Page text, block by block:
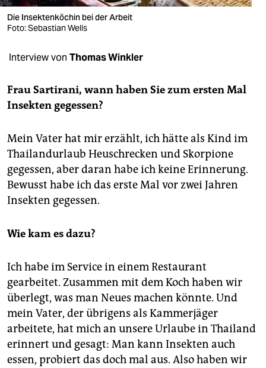
veranstaltungen
fragen & hilfe
unterstützen
abo
genossenschaft
epaper login
Die Insektenköchin bei der Arbeit
Foto: Sebastian Wells
Interview von Thomas Winkler
Frau Sartirani, wann haben Sie zum ersten Mal
Insekten gegessen?
Mein Vater hat mir erzählt, ich hätte als Kind im
Thailandurlaub Heuschrecken und Skorpione
gegessen, aber daran habe ich keine Erinnerung.
Bewusst habe ich das erste Mal vor zwei Jahren
Insekten gegessen.
Wie kam es dazu?
Ich habe im Service in einem Restaurant
gearbeitet. Zusammen mit dem Koch haben wir
überlegt, was man Neues machen könnte. Und
mein Vater, der übrigens als Kammerjäger
arbeitete, hat mich an unsere Urlaube in Thailand
erinnert und gesagt: Man kann Insekten auch
essen, probiert das doch mal aus. Also haben wir